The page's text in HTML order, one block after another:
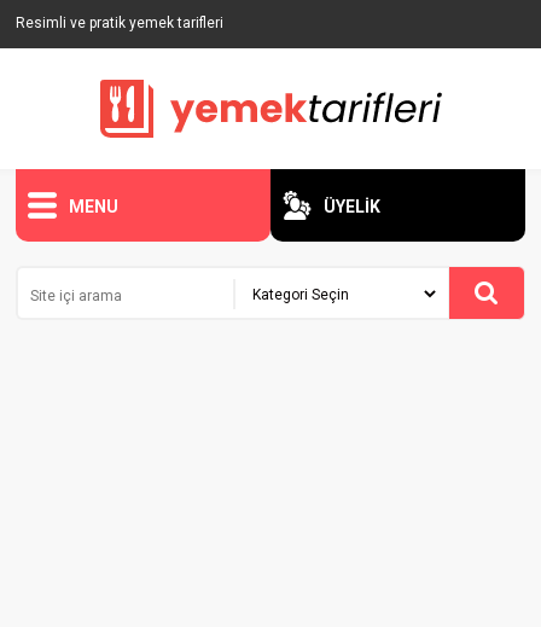
Resimli ve pratik yemek tarifleri
MENU ÜYELİK